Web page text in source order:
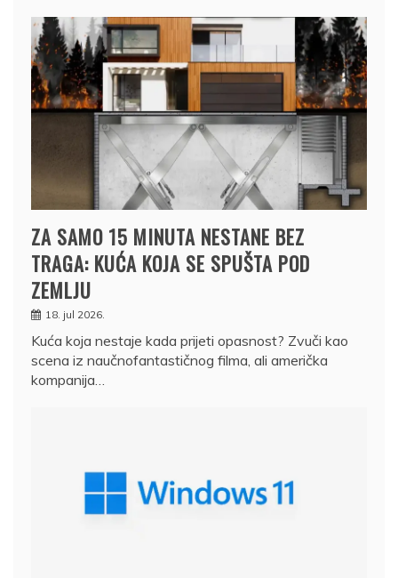
ZA SAMO 15 MINUTA NESTANE BEZ
TRAGA: KUĆA KOJA SE SPUŠTA POD
ZEMLJU
18. jul 2026.
Kuća koja nestaje kada prijeti opasnost? Zvuči kao
scena iz naučnofantastičnog filma, ali američka
kompanija…